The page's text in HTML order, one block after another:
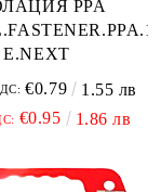
PPA
E.NEXT
€0.79 1.55 лв
€0.95 1.86 лв